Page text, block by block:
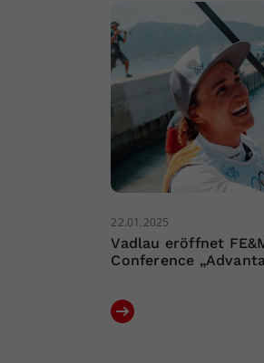
22.01.2025
Vadlau eröffnet
Conference